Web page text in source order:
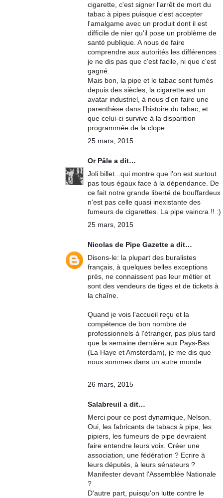
cigarette, c'est signer l'arrêt de mort du
tabac à pipes puisque c'est accepter
l'amalgame avec un produit dont il est
difficile de nier qu'il pose un problème de
santé publique. A nous de faire
comprendre aux autorités les différences :
je ne dis pas que c'est facile, ni que c'est
gagné.
Mais bon, la pipe et le tabac sont fumés
depuis des siècles, la cigarette est un
avatar industriel, à nous d'en faire une
parenthèse dans l'histoire du tabac, et
que celui-ci survive à la disparition
programmée de la clope.
25 mars, 2015
Or Pâle a dit…
Joli billet...qui montre que l'on est surtout
pas tous égaux face à la dépendance. De
ce fait notre grande liberté de bouffardeux
n'est pas celle quasi inexistante des
fumeurs de cigarettes. La pipe vaincra !! :)
25 mars, 2015
Nicolas de Pipe Gazette a dit…
Disons-le: la plupart des buralistes
français, à quelques belles exceptions
près, ne connaissent pas leur métier et
sont des vendeurs de tiges et de tickets à
la chaîne.
Quand je vois l'accueil reçu et la
compétence de bon nombre de
professionnels à l'étranger, pas plus tard
que la semaine dernière aux Pays-Bas
(La Haye et Amsterdam), je me dis que
nous sommes dans un autre monde...
26 mars, 2015
Salabreuil a dit…
Merci pour ce post dynamique, Nelson.
Oui, les fabricants de tabacs à pipe, les
pipiers, les fumeurs de pipe devraient
faire entendre leurs voix. Créer une
association, une fédération ? Ecrire à
leurs députés, à leurs sénateurs ?
Manifester devant l'Assemblée Nationale
?
D'autre part, puisqu'on lutte contre le